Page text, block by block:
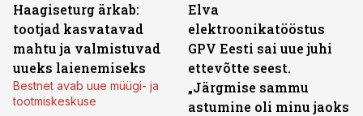
Haagiseturg ärkab:
tootjad kasvatavad
mahtu ja valmistuvad
uueks laienemiseks
Bestnet avab uue müügi- ja
tootmiskeskuse
Elva
elektroonikatööstus
GPV Eesti sai uue juhi
ettevõtte seest.
„Järgmise sammu
astumine oli minu jaoks